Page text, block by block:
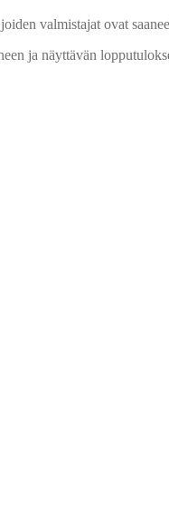
valmistajat ovat
ja näyttävän